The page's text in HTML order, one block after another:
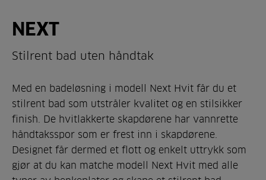
NEXT
Stilrent bad uten håndtak
Med en badeløsning i modell Next Hvit får du et
stilrent bad som utstråler kvalitet og en stilsikker
finish. De hvitlakkerte skapdørene har vannrette
håndtaksspor som er frest inn i skapdørene.
Designet får dermed et flott og enkelt uttrykk som
gjør at du kan matche modell Next Hvit med alle